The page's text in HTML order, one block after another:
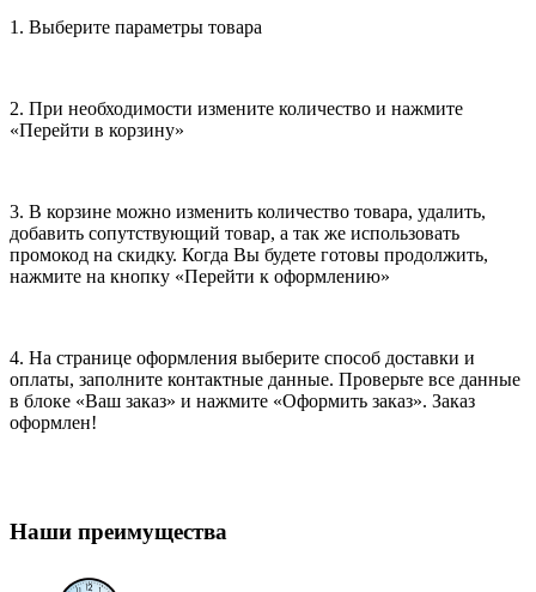
1. Выберите параметры товара
2. При необходимости измените количество и нажмите
«Перейти в корзину»
3. В корзине можно изменить количество товара, удалить,
добавить сопутствующий товар, а так же использовать
промокод на скидку. Когда Вы будете готовы продолжить,
нажмите на кнопку «Перейти к оформлению»
4. На странице оформления выберите способ доставки и
оплаты, заполните контактные данные. Проверьте все данные
в блоке «Ваш заказ» и нажмите «Оформить заказ». Заказ
оформлен!
Наши преимущества